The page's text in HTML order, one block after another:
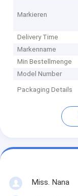
Markieren
Delivery Time
Markenname
Min Bestellmenge
Model Number
Packaging Details
Miss. Nana